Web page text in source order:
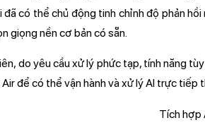
đã có thể chủ động tinh chỉnh độ phản
giọng nền cơ bản có sẵn.
do yêu cầu xử lý phức tạp, tính năng
Air để có thể vận hành và xử lý AI trực